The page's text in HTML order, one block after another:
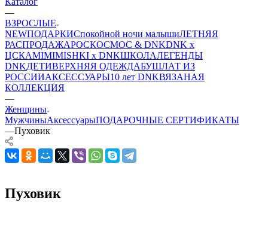
—
ВЗРОСЛЫЕ
NEWПОДАРКИСпокойной ночи малышиЛЕТНЯЯ
РАСПРОДАЖАРОСКОСМОС & DNKDNK x
ЦСКАMIMIMISHKI x DNKШКОЛАЛЕГЕНДЫ
DNKДЕТИВЕРХНЯЯ ОДЕЖДАБУШЛАТ ИЗ
РОССИИАКСЕССУАРЫ10 лет DNKВЯЗАНАЯ
КОЛЛЕКЦИЯ
—
Женщины
МужчиныАксессуарыПОДАРОЧНЫЕ СЕРТИФИКАТЫ
—Пуховик
Пуховик